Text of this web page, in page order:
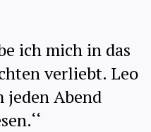
ich mich in das
verliebt. Leo
Abend